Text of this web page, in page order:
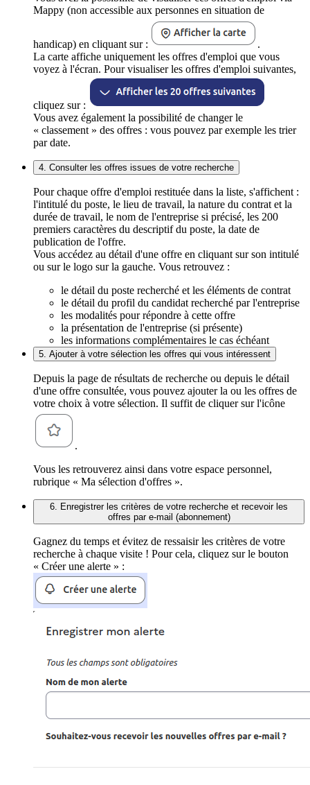
Mappy (non accessible aux personnes en situation de
handicap) en cliquant sur :
.
La carte affiche uniquement les offres d'emploi que vous
voyez à l'écran. Pour visualiser les offres d'emploi suivantes,
cliquez sur :
Vous avez également la possibilité de changer le
« classement » des offres : vous pouvez par exemple les trier
par date.
4. Consulter les offres issues de votre recherche
Pour chaque offre d'emploi restituée dans la liste, s'affichent :
l'intitulé du poste, le lieu de travail, la nature du contrat et la
durée de travail, le nom de l'entreprise si précisé, les 200
premiers caractères du descriptif du poste, la date de
publication de l'offre.
Vous accédez au détail d'une offre en cliquant sur son intitulé
ou sur le logo sur la gauche. Vous retrouvez :
le détail du poste recherché et les éléments de contrat
le détail du profil du candidat recherché par l'entreprise
les modalités pour répondre à cette offre
la présentation de l'entreprise (si présente)
les informations complémentaires le cas échéant
5. Ajouter à votre sélection les offres qui vous intéressent
Depuis la page de résultats de recherche ou depuis le détail
d'une offre consultée, vous pouvez ajouter la ou les offres de
votre choix à votre sélection. Il suffit de cliquer sur l'icône
.
Vous les retrouverez ainsi dans votre espace personnel,
rubrique « Ma sélection d'offres ».
6. Enregistrer les critères de votre recherche et recevoir les
offres par e-mail (abonnement)
Gagnez du temps et évitez de ressaisir les critères de votre
recherche à chaque visite ! Pour cela, cliquez sur le bouton
« Créer une alerte » :